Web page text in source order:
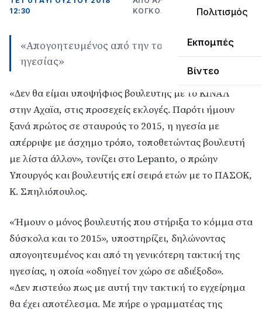
Πολιτισμός
Εκπομπές
Βίντεο
12:30
ΚΟΓΚΌΛΗΣ
«Απογοητευμένος από την τακτική της
ηγεσίας»
«Δεν θα είμαι υποψήφιος βουλευτής με το ΚΙΝΑΛ
στην Αχαϊα, στις προσεχείς εκλογές. Παρότι ήμουν
ξανά πρώτος σε σταυρούς το 2015, η ηγεσία με
απέρριψε με άσχημο τρόπο, τοποθετώντας βουλευτή
με λίστα άλλον», τονίζει στο Lepanto, ο πρώην
Υπουργός και βουλευτής επί σειρά ετών με το ΠΑΣΟΚ,
Κ. Σπηλιόπουλος.
«Ήμουν ο μόνος βουλευτής που στήριξα το κόμμα στα
δύσκολα και το 2015», υποστηρίζει, δηλώνοντας
απογοητευμένος και από τη γενικότερη τακτική της
ηγεσίας, η οποία «οδηγεί τον χώρο σε αδιέξοδο».
«Δεν πιστεύω πως με αυτή την τακτική το εγχείρημα
θα έχει αποτέλεσμα. Με πήρε ο γραμματέας της